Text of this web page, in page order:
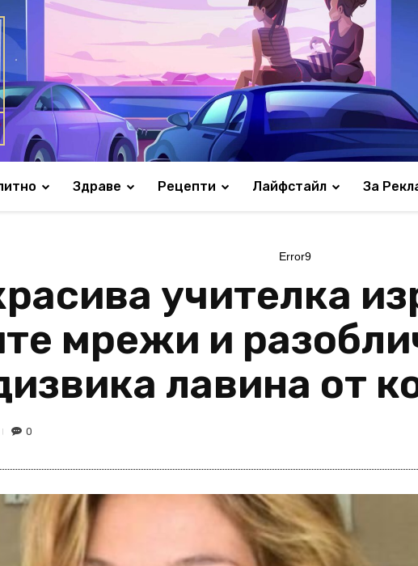
Здраве Рецепти Лайфстайл За
Error9
учителка
мрежи и
лавина от
0